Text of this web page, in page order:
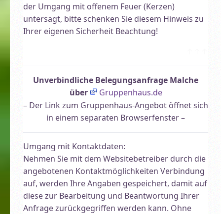
der Umgang mit offenem Feuer (Kerzen)
untersagt, bitte schenken Sie diesem Hinweis zu
Ihrer eigenen Sicherheit Beachtung!
Unverbindliche Belegungsanfrage Malche
über
Gruppenhaus.de
– Der Link zum Gruppenhaus-Angebot öffnet sich
in einem separaten Browserfenster –
Umgang mit Kontaktdaten:
Nehmen Sie mit dem Websitebetreiber durch die
angebotenen Kontaktmöglichkeiten Verbindung
auf, werden Ihre Angaben gespeichert, damit auf
diese zur Bearbeitung und Beantwortung Ihrer
Anfrage zurückgegriffen werden kann. Ohne